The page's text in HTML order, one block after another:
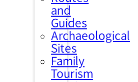
and
Guides
Archaeological
Sites
Family
Tourism